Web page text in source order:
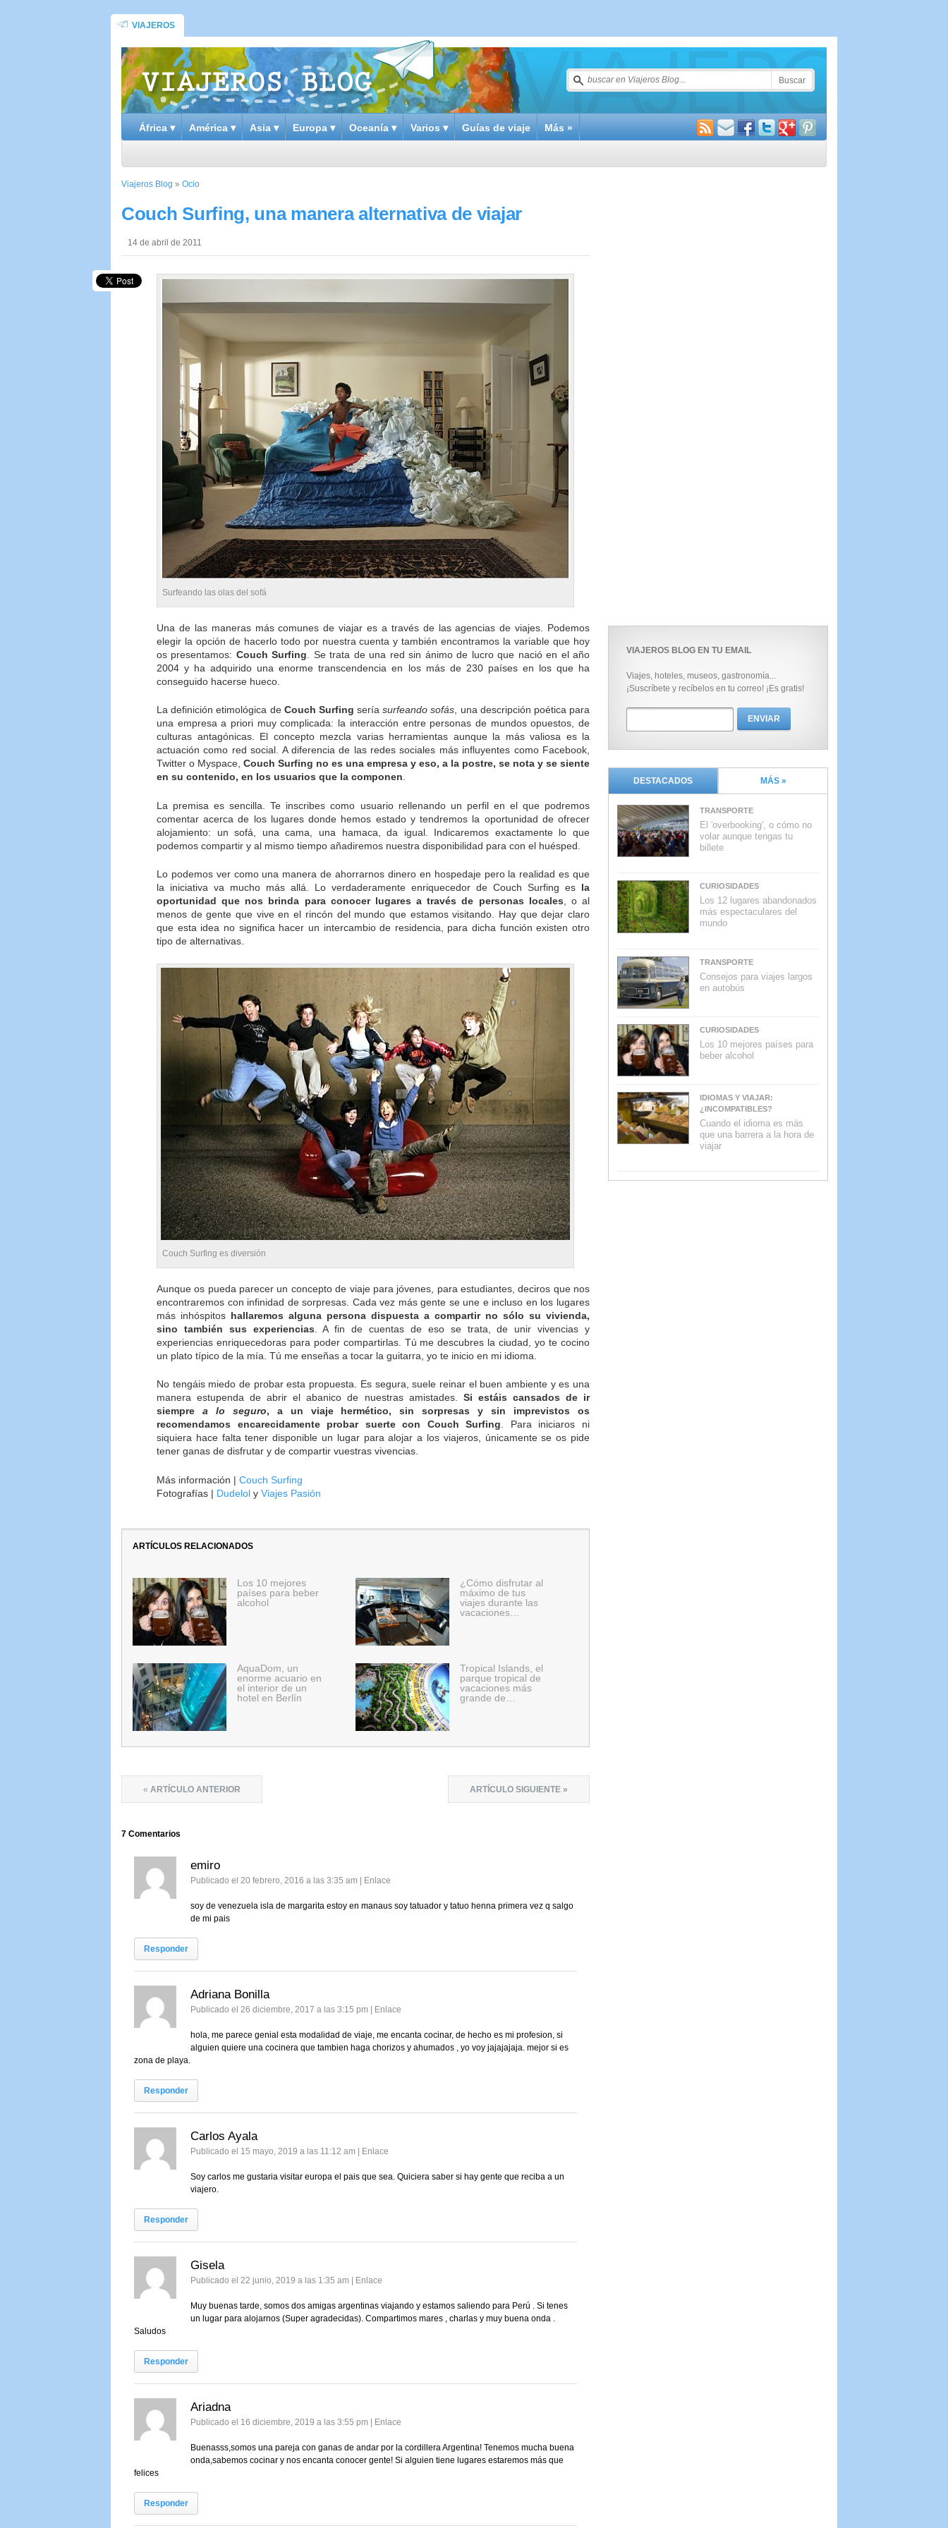
VIAJEROS
África ▾ América ▾ Asia ▾ Europa ▾ Oceanía ▾ Varios ▾ Guías de viaje Más »
Viajeros Blog » Ocio
Couch Surfing, una manera alternativa de viajar
14 de abril de 2011
Surfeando las olas del sofá
Una de las maneras más comunes de viajar es a través de las agencias de viajes. Podemos
elegir la opción de hacerlo todo por nuestra cuenta y también encontramos la variable que hoy
os presentamos: Couch Surfing . Se trata de una red sin ánimo de lucro que nació en el año
2004 y ha adquirido una enorme transcendencia en los más de 230 países en los que ha
conseguido hacerse hueco.
La definición etimológica de Couch Surfing seríasurfeando sofás, una descripción poética para
una empresa a priori muy complicada: la interacción entre personas de mundos opuestos, de
culturas antagónicas. El concepto mezcla varias herramientas aunque la más valiosa es la
actuación como red social. A diferencia de las redes sociales más influyentes como Facebook,
Twitter o Myspace, Couch Surfing no es una empresa y eso, a la postre, se nota y se siente
en su contenido, en los usuarios que la componen.
La premisa es sencilla. Te inscribes como usuario rellenando un perfil en el que podremos
comentar acerca de los lugares donde hemos estado y tendremos la oportunidad de ofrecer
alojamiento: un sofá, una cama, una hamaca, da igual. Indicaremos exactamente lo que
podemos compartir y al mismo tiempo añadiremos nuestra disponibilidad para con el huésped.
Lo podemos ver como una manera de ahorrarnos dinero en hospedaje pero la realidad es que
la iniciativa va mucho más allá. Lo verdaderamente enriquecedor de Couch Surfing es la
oportunidad que nos brinda para conocer lugares a través de personas locales, o al
menos de gente que vive en el rincón del mundo que estamos visitando. Hay que dejar claro
que esta idea no significa hacer un intercambio de residencia, para dicha función existen otro
tipo de alternativas.
Couch Surfing es diversión
Aunque os pueda parecer un concepto de viaje para jóvenes, para estudiantes, deciros que nos
encontraremos con infinidad de sorpresas. Cada vez más gente se une e incluso en los lugares
más inhóspitos hallaremos alguna persona dispuesta a compartir no sólo su vivienda,
sino también sus experiencias . A fin de cuentas de eso se trata, de unir vivencias y
experiencias enriquecedoras para poder compartirlas. Tú me descubres la ciudad, yo te cocino
un plato típico de la mía. Tú me enseñas a tocar la guitarra, yo te inicio en mi idioma.
No tengáis miedo de probar esta propuesta. Es segura, suele reinar el buen ambiente y es una
manera estupenda de abrir el abanico de nuestras amistades. Si estáis cansados de ir
siempre a lo seguro, a un viaje hermético, sin sorpresas y sin imprevistos os
recomendamos encarecidamente probar suerte con Couch Surfing . Para iniciaros ni
siquiera hace falta tener disponible un lugar para alojar a los viajeros, únicamente se os pide
tener ganas de disfrutar y de compartir vuestras vivencias.
Más información | Couch Surfing
Fotografías | Dudelol y Viajes Pasión
ARTÍCULOS RELACIONADOS
Los 10 mejores
países para beber
alcohol
¿Cómo disfrutar al
máximo de tus
viajes durante las
vacaciones…
AquaDom, un
enorme acuario en
el interior de un
hotel en Berlín
Tropical Islands, el
parque tropical de
vacaciones más
grande de…
« ARTÍCULO ANTERIOR ARTÍCULO SIGUIENTE »
7 Comentarios
emiro
Publicado el 20 febrero, 2016 a las 3:35 am Enlace
soy de venezuela isla de margarita estoy en manaus soy tatuador y tatuo henna primera vez q salgo
de mi pais
Responder
Adriana Bonilla
Publicado el 26 diciembre, 2017 a las 3:15 pm Enlace
hola, me parece genial esta modalidad de viaje, me encanta cocinar, de hecho es mi profesion, si
alguien quiere una cocinera que tambien haga chorizos y ahumados , yo voy jajajajaja. mejor si es
zona de playa.
Responder
Carlos Ayala
Publicado el 15 mayo, 2019 a las 11:12 am Enlace
Soy carlos me gustaria visitar europa el pais que sea. Quiciera saber si hay gente que reciba a un
viajero.
Responder
Gisela
Publicado el 22 junio, 2019 a las 1:35 am Enlace
Muy buenas tarde, somos dos amigas argentinas viajando y estamos saliendo para Perú . Si tenes
un lugar para alojarnos (Super agradecidas). Compartimos mares , charlas y muy buena onda .
Saludos
Responder
Ariadna
Publicado el 16 diciembre, 2019 a las 3:55 pm Enlace
Buenasss,somos una pareja con ganas de andar por la cordillera Argentina! Tenemos mucha buena
onda,sabemos cocinar y nos encanta conocer gente! Si alguien tiene lugares estaremos más que
felices
Responder
VIAJEROS BLOG EN TU EMAIL
Viajes, hoteles, museos, gastronomía...
¡Suscríbete y recíbelos en tu correo! ¡Es gratis!
DESTACADOS MÁS »
TRANSPORTE
El 'overbooking', o cómo no
volar aunque tengas tu
billete
CURIOSIDADES
Los 12 lugares abandonados
más espectaculares del
mundo
TRANSPORTE
Consejos para viajes largos
en autobús
CURIOSIDADES
Los 10 mejores países para
beber alcohol
IDIOMAS Y VIAJAR:
¿INCOMPATIBLES?
Cuando el idioma es más
que una barrera a la hora de
viajar